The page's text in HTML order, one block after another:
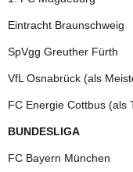
Eintracht Braunschweig
SpVgg Greuther Fürth
VfL Osnabrück (als
FC Energie Cottbus (als
BUNDESLIGA
FC Bayern München